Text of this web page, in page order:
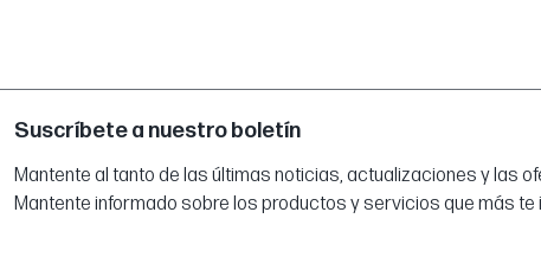
Suscríbete a nuestro boletín
Mantente al tanto de las últimas noticias, actualizaciones y las
Mantente informado sobre los productos y servicios que más te